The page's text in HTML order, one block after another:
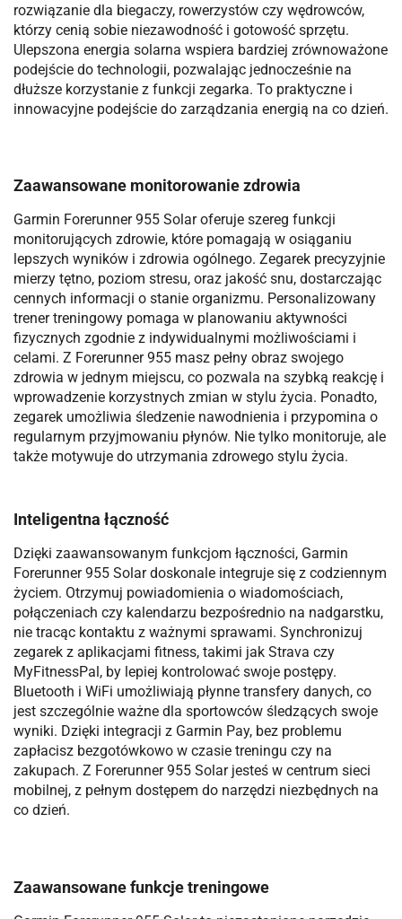
rozwiązanie dla biegaczy, rowerzystów czy wędrowców,
którzy cenią sobie niezawodność i gotowość sprzętu.
Ulepszona energia solarna wspiera bardziej zrównoważone
podejście do technologii, pozwalając jednocześnie na
dłuższe korzystanie z funkcji zegarka. To praktyczne i
innowacyjne podejście do zarządzania energią na co dzień.
Zaawansowane monitorowanie zdrowia
Garmin Forerunner 955 Solar oferuje szereg funkcji
monitorujących zdrowie, które pomagają w osiąganiu
lepszych wyników i zdrowia ogólnego. Zegarek precyzyjnie
mierzy tętno, poziom stresu, oraz jakość snu, dostarczając
cennych informacji o stanie organizmu. Personalizowany
trener treningowy pomaga w planowaniu aktywności
fizycznych zgodnie z indywidualnymi możliwościami i
celami. Z Forerunner 955 masz pełny obraz swojego
zdrowia w jednym miejscu, co pozwala na szybką reakcję i
wprowadzenie korzystnych zmian w stylu życia. Ponadto,
zegarek umożliwia śledzenie nawodnienia i przypomina o
regularnym przyjmowaniu płynów. Nie tylko monitoruje, ale
także motywuje do utrzymania zdrowego stylu życia.
Inteligentna łączność
Dzięki zaawansowanym funkcjom łączności, Garmin
Forerunner 955 Solar doskonale integruje się z codziennym
życiem. Otrzymuj powiadomienia o wiadomościach,
połączeniach czy kalendarzu bezpośrednio na nadgarstku,
nie tracąc kontaktu z ważnymi sprawami. Synchronizuj
zegarek z aplikacjami fitness, takimi jak Strava czy
MyFitnessPal, by lepiej kontrolować swoje postępy.
Bluetooth i WiFi umożliwiają płynne transfery danych, co
jest szczególnie ważne dla sportowców śledzących swoje
wyniki. Dzięki integracji z Garmin Pay, bez problemu
zapłacisz bezgotówkowo w czasie treningu czy na
zakupach. Z Forerunner 955 Solar jesteś w centrum sieci
mobilnej, z pełnym dostępem do narzędzi niezbędnych na
co dzień.
Zaawansowane funkcje treningowe